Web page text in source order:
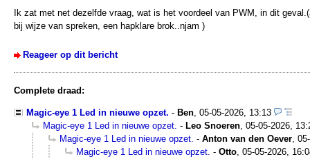
Ik zat met net dezelfde vraag, wat is het voordeel van PWM, in dit
bij wijze van spreken, een hapklare brok..njam )
Reageer op dit bericht
Complete draad:
Magic-eye 1 Led in nieuwe opzet. - Ben, 05-05-2026, 13:13
Magic-eye 1 Led in nieuwe opzet. - Leo Snoeren, 05-05-2026,
Magic-eye 1 Led in nieuwe opzet. - Anton van den Oever,
Magic-eye 1 Led in nieuwe opzet. - Otto, 05-05-2026,